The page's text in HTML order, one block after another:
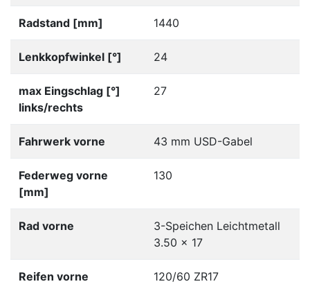
Radstand [mm] 1440
Lenkkopfwinkel [°] 24
max Eingschlag [°]
links/rechts
27
Fahrwerk vorne 43 mm USD-Gabel
Federweg vorne
[mm]
130
Rad vorne
3-Speichen Leichtmetall
3.50 x 17
Reifen vorne 120/60 ZR17